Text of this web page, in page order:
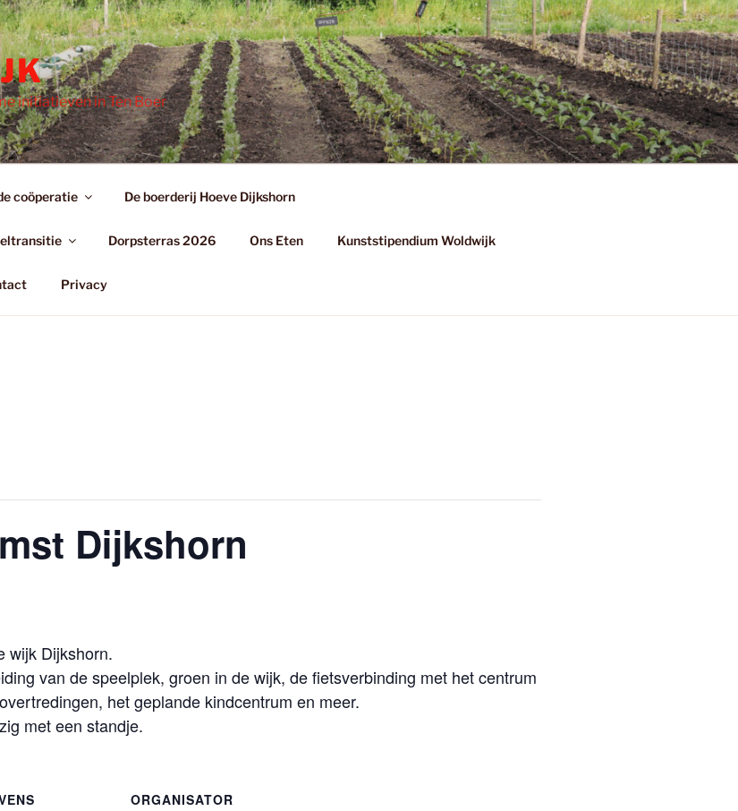
initiatieven in Ten Boer
coöperatie De boerderij Hoeve Dijkshorn
Dorpsterras 2026 Ons Eten Kunststipendium Woldwijk
Privacy
Dijkshorn
wijk Dijkshorn.
van de speelplek, groen in de wijk, de fietsverbinding met het centrum
het geplande kindcentrum en meer.
met een standje.
ORGANISATOR